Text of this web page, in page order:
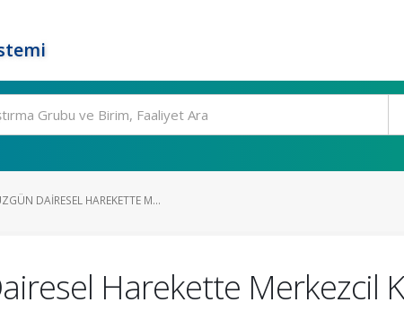
DAIRESEL HAREKETTE M...
Harekette Merkezcil